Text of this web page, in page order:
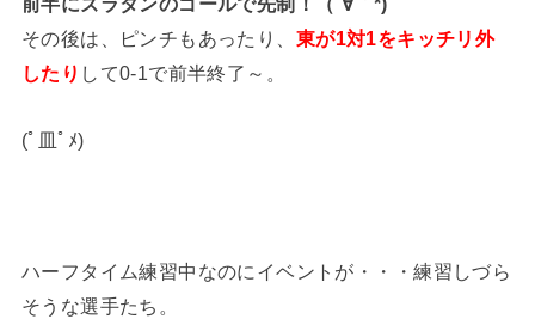
その後は、ピンチもあったり、 東が1対1をキッチリ外
したり して0-1で前半終了～。
(ﾟ皿ﾟﾒ)
ハーフタイム練習中なのにイベントが・・・練習しづら
そうな選手たち。